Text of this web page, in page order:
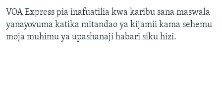
VOA Express pia inafuatilia kwa karibu sana maswala
yanayovuma katika mitandao ya kijamii kama sehemu
moja muhimu ya upashanaji habari siku hizi.